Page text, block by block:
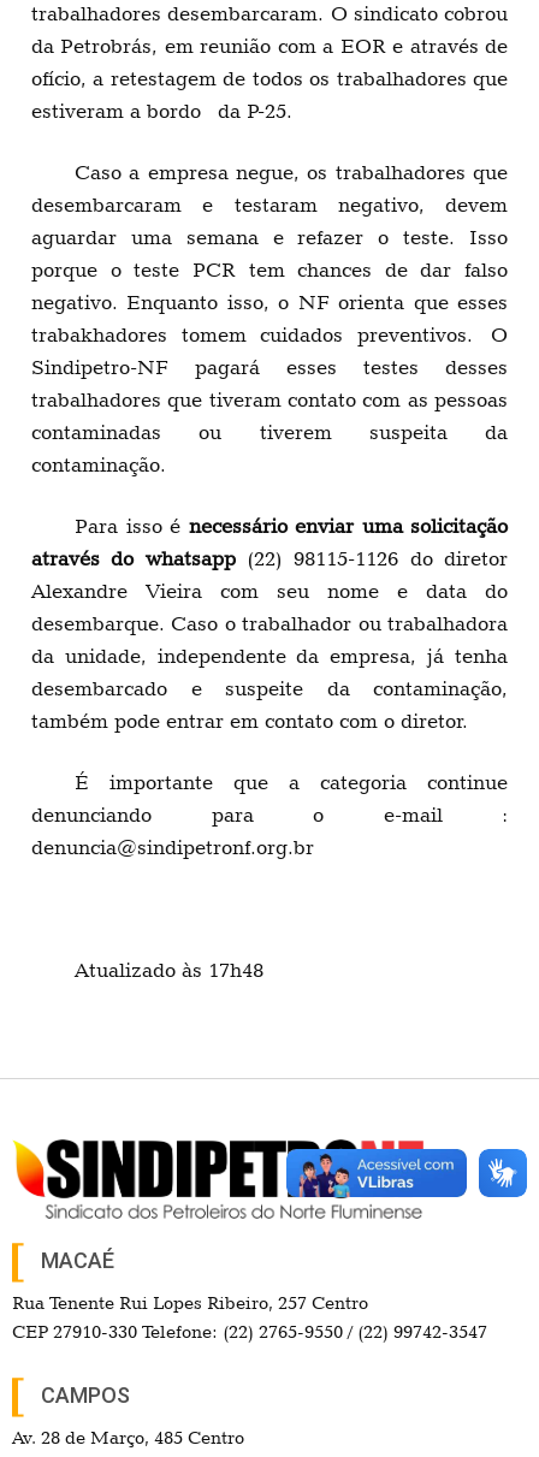
trabalhadores desembarcaram. O sindicato cobrou
da Petrobrás, em reunião com a EOR e através de
ofício, a retestagem de todos os trabalhadores que
estiveram a bordo da P-25.
Caso a empresa negue, os trabalhadores que
desembarcaram e testaram negativo, devem
aguardar uma semana e refazer o teste. Isso
porque o teste PCR tem chances de dar falso
negativo. Enquanto isso, o NF orienta que esses
trabakhadores tomem cuidados preventivos. O
Sindipetro-NF pagará esses testes desses
trabalhadores que tiveram contato com as pessoas
contaminadas ou tiverem suspeita da
contaminação.
Para isso é necessário enviar uma solicitação
através do whatsapp(22) 98115-1126 do diretor
Alexandre Vieira com seu nome e data do
desembarque. Caso o trabalhador ou trabalhadora
da unidade, independente da empresa, já tenha
desembarcado e suspeite da contaminação,
também pode entrar em contato com o diretor.
É importante que a categoria continue
denunciando para o e-mail :
denuncia@sindipetronf.org.br
Atualizado às 17h48
MACAÉ
Rua Tenente Rui Lopes Ribeiro, 257 Centro
CEP 27910-330 Telefone: (22) 2765-9550 / (22) 99742-3547
CAMPOS
Av. 28 de Março, 485 Centro